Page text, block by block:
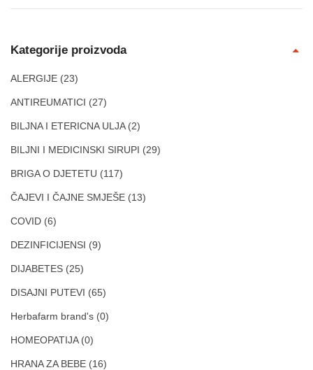
Kategorije proizvoda
ALERGIJE (23)
ANTIREUMATICI (27)
BILJNA I ETERICNA ULJA (2)
BILJNI I MEDICINSKI SIRUPI (29)
BRIGA O DJETETU (117)
ČAJEVI I ČAJNE SMJEŠE (13)
COVID (6)
DEZINFICIJENSI (9)
DIJABETES (25)
DISAJNI PUTEVI (65)
Herbafarm brand's (0)
HOMEOPATIJA (0)
HRANA ZA BEBE (16)